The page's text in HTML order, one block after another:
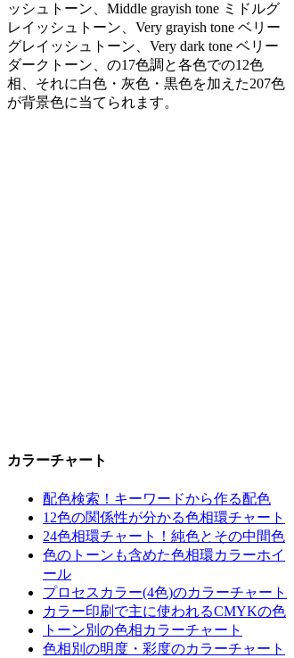
ッシュトーン、Middle grayish tone ミドルグ
レイッシュトーン、Very grayish tone ベリー
グレイッシュトーン、Very dark tone ベリー
ダークトーン、の17色調と各色での12色
相、それに白色・灰色・黒色を加えた207色
が背景色に当てられます。
カラーチャート
配色検索！キーワードから作る配色
12色の関係性が分かる色相環チャート
24色相環チャート！純色とその中間色
色のトーンも含めた色相環カラーホイ
ール
プロセスカラー(4色)のカラーチャート
カラー印刷で主に使われるCMYKの色
トーン別の色相カラーチャート
色相別の明度・彩度のカラーチャート